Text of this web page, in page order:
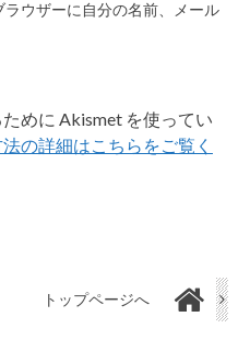
ウザーに自分の名前、メール
めに Akismet を使ってい
の詳細はこちらをご覧く
トップページへ